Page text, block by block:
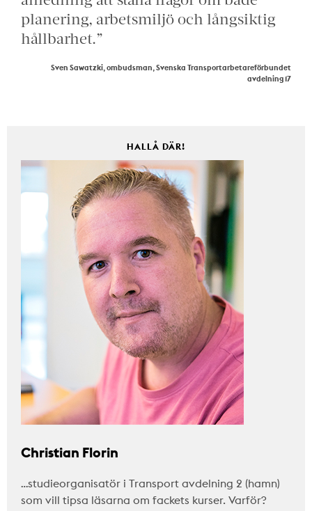
planering, arbetsmiljö och långsiktig
hållbarhet.”
Sven Sawatzki, ombudsman, Svenska Transportarbetareförbundet
avdelning 17
HALLÅ DÄR!
Christian Florin
…studieorganisatör i Transport avdelning 2 (hamn)
som vill tipsa läsarna om fackets kurser. Varför?